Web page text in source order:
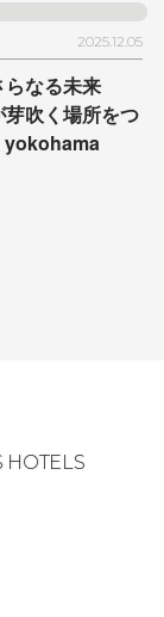
2025.12.05
らなる未来
芽吹く場所をつ
yokohama
HOTELS